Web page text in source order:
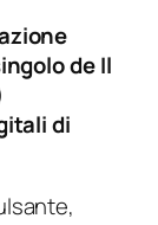
de Il
di